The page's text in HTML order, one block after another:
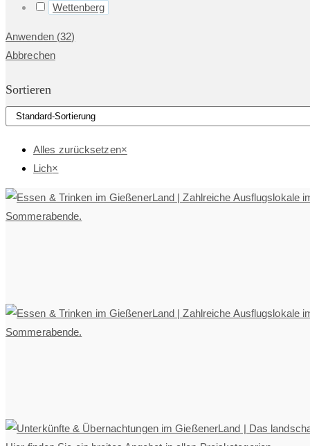
Wettenberg
Anwenden (32)
Abbrechen
Sortieren
Alles zurücksetzen×
Lich×